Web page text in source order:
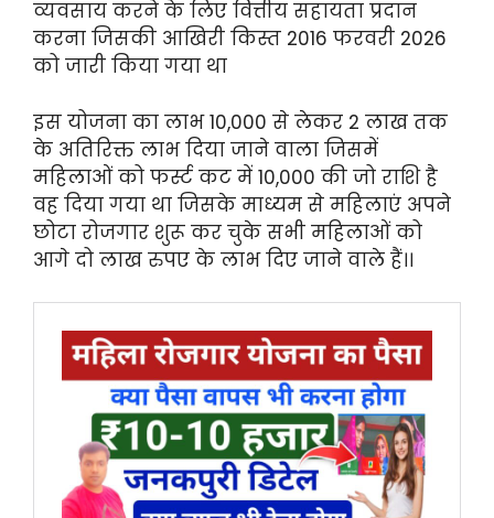
व्यवसाय करने के लिए वित्तीय सहायता प्रदान
करना जिसकी आखिरी किस्त 2016 फरवरी 2026
को जारी किया गया था
इस योजना का लाभ 10,000 से लेकर 2 लाख तक
के अतिरिक्त लाभ दिया जाने वाला जिसमें
महिलाओं को फर्स्ट कट में 10,000 की जो राशि है
वह दिया गया था जिसके माध्यम से महिलाएं अपने
छोटा रोजगार शुरू कर चुके सभी महिलाओं को
आगे दो लाख रुपए के लाभ दिए जाने वाले हैं।।